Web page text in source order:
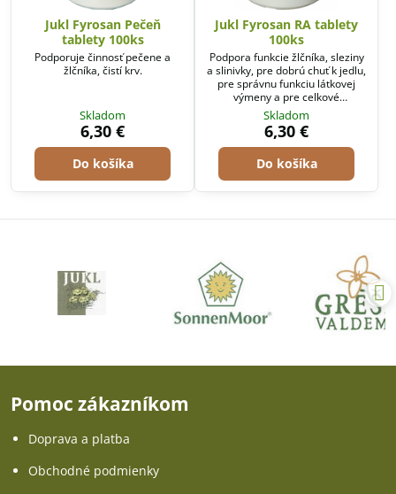
Jukl Fyrosan Pečeň
tablety 100ks
Podporuje činnosť pečene a
žlčníka, čistí krv.
Skladom
6,30 €
Do košíka
Jukl Fyrosan RA tablety
100ks
Podpora funkcie žlčníka, sleziny
a slinivky, pre dobrú chuť k jedlu,
pre správnu funkciu látkovej
výmeny a pre celkové
posilnenie.
Skladom
6,30 €
Do košíka
Pomoc zákazníkom
Doprava a platba
Obchodné podmienky